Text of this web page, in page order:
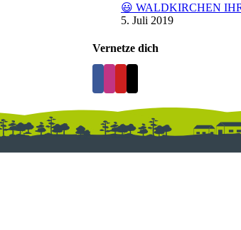
😃 WALDKIRCHEN
5. Juli 2019
Vernetze dich